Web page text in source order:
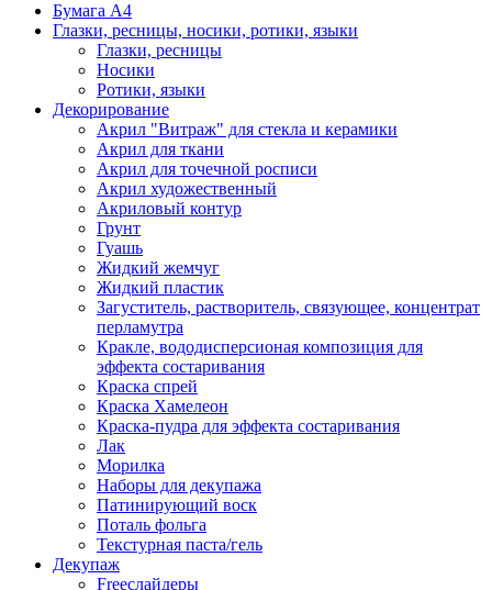
Бумага А4
Глазки, ресницы, носики, ротики, языки
Глазки, ресницы
Носики
Ротики, языки
Декорирование
Акрил "Витраж" для стекла и керамики
Акрил для ткани
Акрил для точечной росписи
Акрил художественный
Акриловый контур
Грунт
Гуашь
Жидкий жемчуг
Жидкий пластик
Загуститель, растворитель, связующее, концентрат
перламутра
Кракле, вододисперсионая композиция для
эффекта состаривания
Краска спрей
Краска Хамелеон
Краска-пудра для эффекта состаривания
Лак
Морилка
Наборы для декупажа
Патинирующий воск
Поталь фольга
Текстурная паста/гель
Декупаж
Freeслайдеры